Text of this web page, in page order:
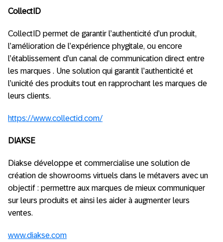
CollectID
CollectID permet de garantir l’authenticité d’un produit,
l’amélioration de l’expérience phygitale, ou encore
l’établissement d’un canal de communication direct entre
les marques . Une solution qui garantit l’authenticité et
l’unicité des produits tout en rapprochant les marques de
leurs clients.
https://www.collectid.com/
DIAKSE
Diakse développe et commercialise une solution de
création de showrooms virtuels dans le métavers avec un
objectif : permettre aux marques de mieux communiquer
sur leurs produits et ainsi les aider à augmenter leurs
ventes.
www.diakse.com